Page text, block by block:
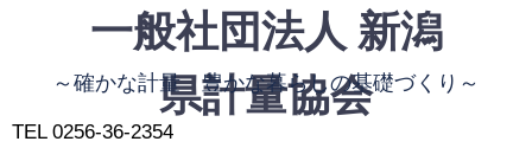
一般社団法人 新潟
県計量協会
～確かな計量 豊かな暮らしの基礎づくり～
TEL 0256-36-2354